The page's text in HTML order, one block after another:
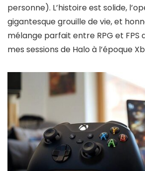
personne). L’histoire est solide,
gigantesque grouille de vie, et
mélange parfait entre RPG et FPS
mes sessions de Halo à l’époque